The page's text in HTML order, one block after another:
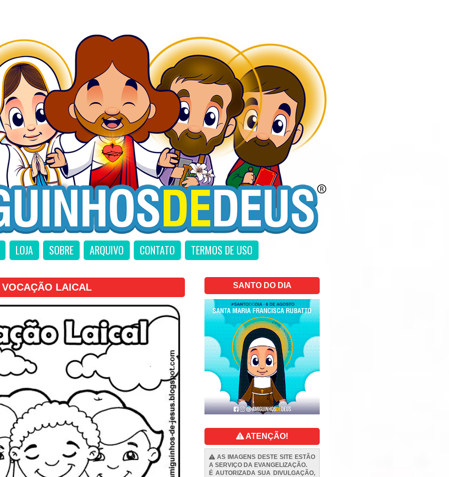
LOJA SOBRE ARQUIVO CONTATO TERMOS DE USO
VOCAÇÃO LAICAL SANTO DO DIA
ATENÇÃO!
AS IMAGENS DESTE SITE ESTÃO
A SERVIÇO DA EVANGELIZAÇÃO.
É AUTORIZADA SUA DIVULGAÇÃO,